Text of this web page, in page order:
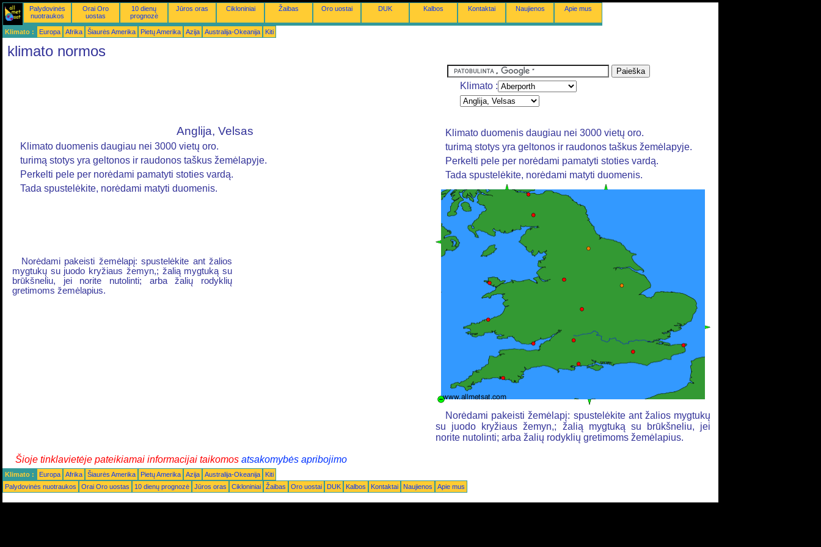
Palydovinės
nuotraukos
Orai Oro
uostas
10 dienų
prognozė
Jūros oras Cikloniniai Žaibas Oro uostai DUK Kalbos Kontaktai Naujienos Apie mus
Klimato : Europa Afrika Šiaurės Amerika Pietų Amerika Azija Australija-Okeanija Kiti
klimato normos
Klimato :
Anglija, Velsas
Klimato duomenis daugiau nei 3000 vietų oro.
turimą stotys yra geltonos ir raudonos taškus žemėlapyje.
Perkelti pele per norėdami pamatyti stoties vardą.
Tada spustelėkite, norėdami matyti duomenis.
Norėdami pakeisti žemėlapį: spustelėkite ant žalios
mygtukų su juodo kryžiaus žemyn,; žalią mygtuką su
brūkšneliu, jei norite nutolinti; arba žalių rodyklių
gretimoms žemėlapius.
Klimato duomenis daugiau nei 3000 vietų oro.
turimą stotys yra geltonos ir raudonos taškus žemėlapyje.
Perkelti pele per norėdami pamatyti stoties vardą.
Tada spustelėkite, norėdami matyti duomenis.
Norėdami pakeisti žemėlapį: spustelėkite ant žalios mygtukų
su juodo kryžiaus žemyn,; žalią mygtuką su brūkšneliu, jei
norite nutolinti; arba žalių rodyklių gretimoms žemėlapius.
Šioje tinklavietėje pateikiamai informacijai taikomos atsakomybės apribojimo
Klimato : Europa Afrika Šiaurės Amerika Pietų Amerika Azija Australija-Okeanija
Kiti
Palydovinės nuotraukos
Orai Oro uostas 10 dienų prognozė Jūros oras Cikloniniai Žaibas Oro uostai DUK Kalbos Kontaktai Naujienos Apie mus